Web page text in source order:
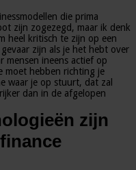
die prima
zijn zogezegd, maar ik denk
heel kritisch te zijn op een
zijn als je het hebt over
mensen ineens actief op
moet hebben richting je
waar je op stuurt, dat zal
dan in de afgelopen
zijn